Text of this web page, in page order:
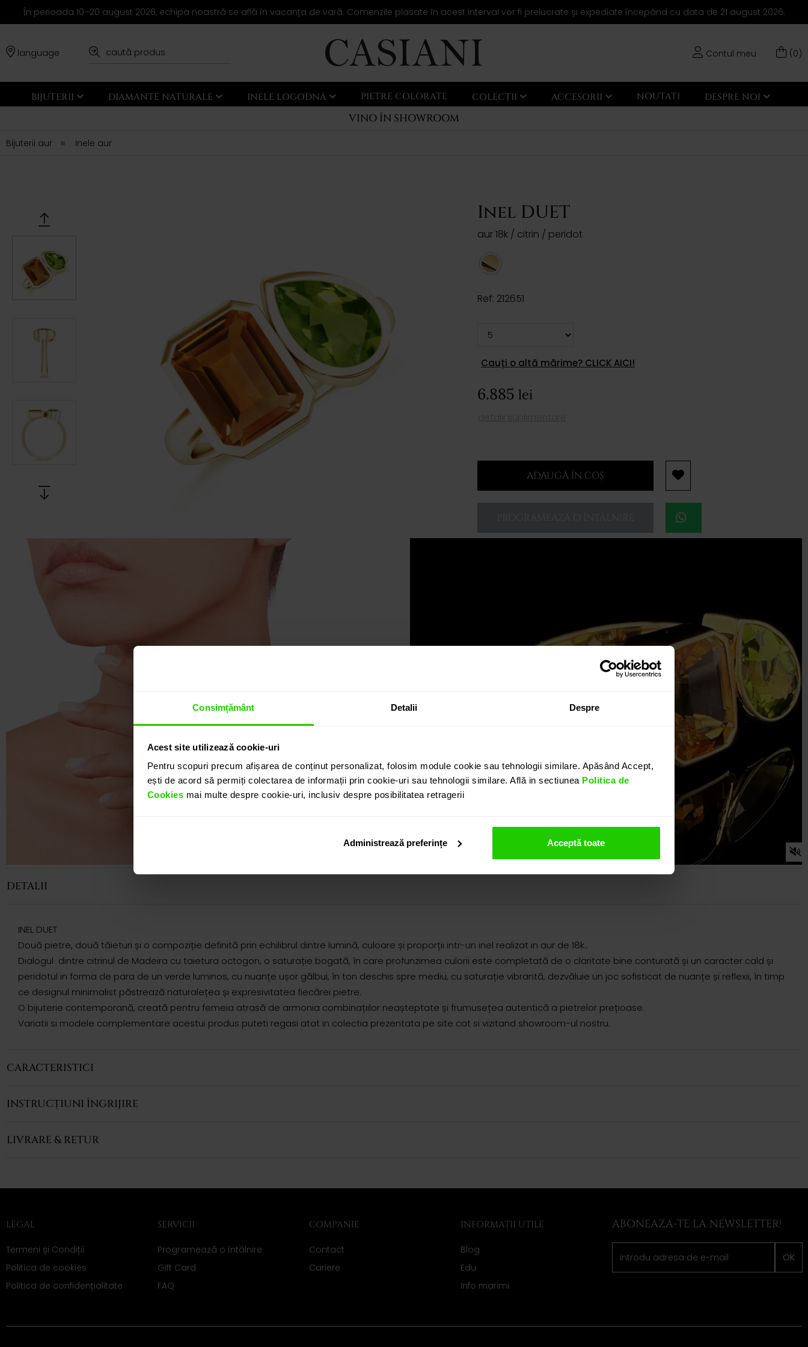
Consimțământ Detalii Despre
Acest site utilizează cookie-uri
Pentru scopuri precum afișarea de conținut personalizat, folosim module cookie sau tehnologii similare. Apăsând Accept,
ești de acord să permiți colectarea de informații prin cookie-uri sau tehnologii similare. Află in sectiunea Politica de
Cookies mai multe despre cookie-uri, inclusiv despre posibilitatea retragerii
Administrează preferințe Acceptă toate
În perioada 10–20 august 2026, echipa noastră se află în vacanța de vară. Comenzile plasate în acest interval vor fi prelucrate și expediate începând cu data de 21 august 2026.
language Contul meu (0)
BIJUTERII DIAMANTE NATURALE INELE LOGODNĂ PIETRE COLORATE COLECȚII ACCESORII NOUTATI DESPRE NOI
VINO ÎN SHOWROOM
Bijuterii aur Inele aur
Inel DUET
aur 18k / citrin / peridot
Ref: 212651
Cauți o altă mărime? CLICK AICI!
6.885 lei
ADAUGĂ ÎN COȘ
DETALII
INEL DUET
Două pietre, două tăieturi și o compoziție definită prin echilibrul dintre lumină, culoare și proporții intr-un inel realizat in aur de 18k..
Dialogul dintre citrinul de Madeira cu taietura octogon, o saturație bogată, în care profunzimea culorii este completată de o claritate bine conturată și un caracter cald și
peridotul in forma de para de un verde luminos, cu nuanțe ușor gălbui, în ton deschis spre mediu, cu saturație vibrantă, dezvăluie un joc sofisticat de nuanțe și reflexii, în timp
ce designul minimalist păstrează naturalețea și expresivitatea fiecărei pietre.
O bijuterie contemporană, creată pentru femeia atrasă de armonia combinațiilor neașteptate și frumusețea autentică a pietrelor prețioase.
Variatii si modele complementare acestui produs puteti regasi atat in colectia prezentata pe site cat si vizitand showroom-ul nostru.
CARACTERISTICI
INSTRUCȚIUNI ÎNGRIJIRE
LIVRARE & RETUR
LEGAL
Termeni și Condiții
Politica de cookies
Politica de confidențialitate
SERVICII
Programează o întâlnire
Gift Card
FAQ
COMPANIE
Contact
Cariere
INFORMAȚII UTILE
Blog
Edu
Info marimi
ABONEAZA-TE LA NEWSLETTER!
OK